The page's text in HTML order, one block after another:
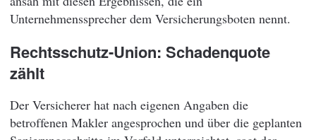
Unternehmenssprecher dem Versicherungsboten nennt.
Rechtsschutz-Union: Schadenquote
zählt
Der Versicherer hat nach eigenen Angaben die
betroffenen Makler angesprochen und über die geplanten